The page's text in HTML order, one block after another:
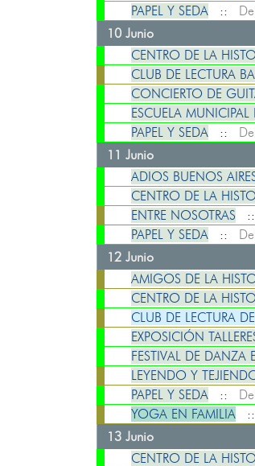
PAPEL Y SEDA::
10 Junio
CENTRO DE LA
CLUB DE LECTURA
CONCIERTO DE
ESCUELA MUNICIPAL
PAPEL Y SEDA::
11 Junio
ADIOS BUENOS
CENTRO DE LA
ENTRE NOSOTRAS
PAPEL Y SEDA::
12 Junio
AMIGOS DE LA
CENTRO DE LA
CLUB DE LECTURA
EXPOSICIÓN
FESTIVAL DE DANZA
LEYENDO Y
PAPEL Y SEDA::
YOGA EN FAMILIA
13 Junio
CENTRO DE LA